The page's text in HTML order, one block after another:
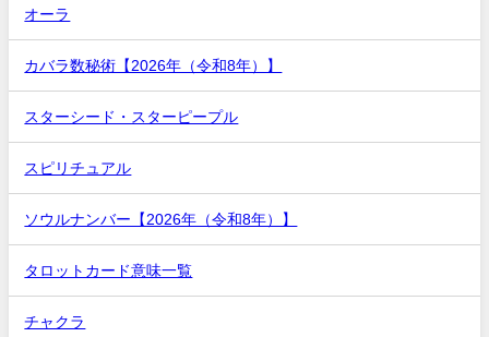
オーラ
カバラ数秘術【2026年（令和8年）】
スターシード・スターピープル
スピリチュアル
ソウルナンバー【2026年（令和8年）】
タロットカード意味一覧
チャクラ